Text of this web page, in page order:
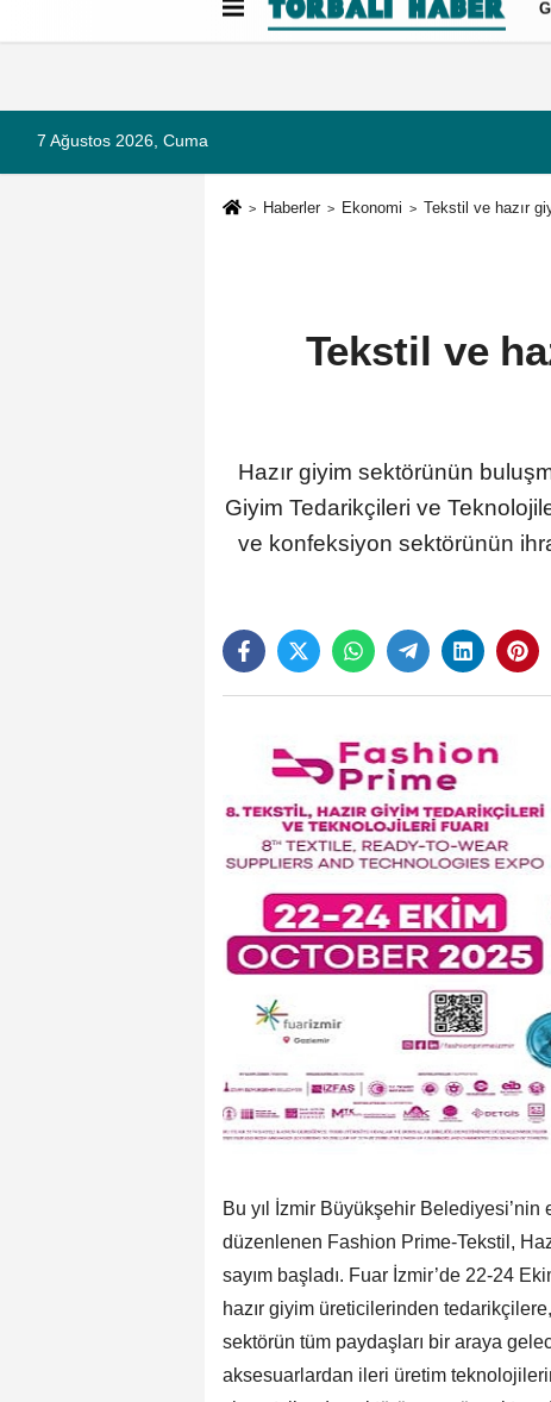
Künye İletişim Çerez Politikası
7 Ağustos 2026, Cuma
Haberler Ekonomi Tekstil ve hazır
Tekstil ve
Hazır giyim sektörünün
Giyim Tedarikçileri ve
ve konfeksiyon sektörünün
Bu yıl İzmir Büyükşehir
düzenlenen Fashion Prime-Tekstil,
sayım başladı. Fuar İzmir’de 22-24
hazır giyim üreticilerinden
sektörün tüm paydaşları bir araya
aksesuarlardan ileri üretim